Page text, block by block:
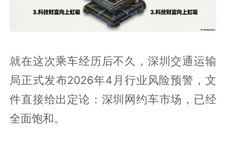
就在这次乘车经历后不久，深圳交通运输
局正式发布2026年4月行业风险预警，文
件直接给出定论：深圳网约车市场，已经
全面饱和。